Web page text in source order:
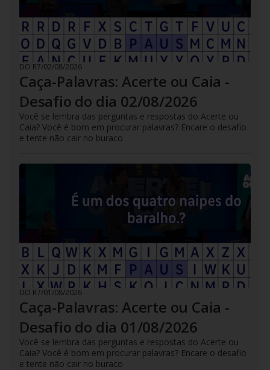
DO R7/02/08/2026
Caça-Palavras: Acerte ou Caia -
Desafio do dia 02/08/2026
Você se lembra das perguntas e respostas do Acerte ou
Caia? Você é bom em procurar palavras? Encare o desafio
e tente não cair no buraco
DO R7/01/08/2026
Caça-Palavras: Acerte ou Caia -
Desafio do dia 01/08/2026
Você se lembra das perguntas e respostas do Acerte ou
Caia? Você é bom em procurar palavras? Encare o desafio
e tente não cair no buraco